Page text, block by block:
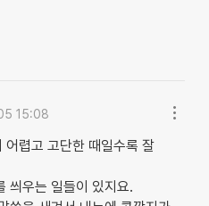
15:08
어렵고 고단한 때일수록 잘
씌우는 일들이 있지요.